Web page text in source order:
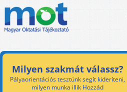
Milyen szakmát válassz?
Pályaorientációs tesztünk segít kideríteni,
milyen munka illik Hozzád